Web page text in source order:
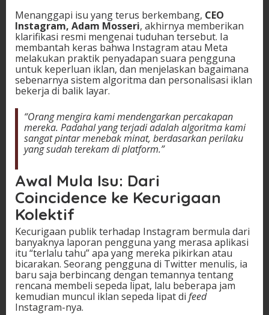
Menanggapi isu yang terus berkembang, CEO
Instagram, Adam Mosseri, akhirnya memberikan
klarifikasi resmi mengenai tuduhan tersebut. Ia
membantah keras bahwa Instagram atau Meta
melakukan praktik penyadapan suara pengguna
untuk keperluan iklan, dan menjelaskan bagaimana
sebenarnya sistem algoritma dan personalisasi iklan
bekerja di balik layar.
“Orang mengira kami mendengarkan percakapan
mereka. Padahal yang terjadi adalah algoritma kami
sangat pintar menebak minat, berdasarkan perilaku
yang sudah terekam di platform.”
Awal Mula Isu: Dari
Coincidence ke Kecurigaan
Kolektif
Kecurigaan publik terhadap Instagram bermula dari
banyaknya laporan pengguna yang merasa aplikasi
itu “terlalu tahu” apa yang mereka pikirkan atau
bicarakan. Seorang pengguna di Twitter menulis, ia
baru saja berbincang dengan temannya tentang
rencana membeli sepeda lipat, lalu beberapa jam
kemudian muncul iklan sepeda lipat di feed
Instagram-nya.